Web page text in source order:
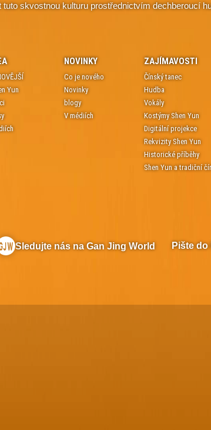
skvostnou kulturu prostřednictvím dechberoucí
Yun
NOVINKY
Co je nového
Novinky
blogy
V médiích
ZAJÍMAVOSTI
Čínský tanec
Hudba
Vokály
Kostýmy Shen Yun
Digitální projekce
Rekvizity Shen Yun
Historické příběhy
Shen Yun a tradiční
Sledujte nás na Gan Jing World Pište